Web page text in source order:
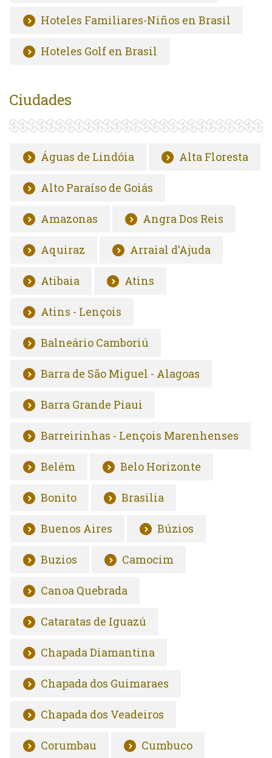
Hoteles Familiares-Niños en Brasil
Hoteles Golf en Brasil
Ciudades
Águas de Lindóia Alta Floresta
Alto Paraíso de Goiás
Amazonas Angra Dos Reis
Aquiraz Arraial d’Ajuda
Atibaia Atins
Atins - Lençois
Balneário Camboriú
Barra de São Miguel - Alagoas
Barra Grande Piaui
Barreirinhas - Lençois Marenhenses
Belém Belo Horizonte
Bonito Brasilia
Buenos Aires Búzios
Buzios Camocim
Canoa Quebrada
Cataratas de Iguazú
Chapada Diamantina
Chapada dos Guimaraes
Chapada dos Veadeiros
Corumbau Cumbuco